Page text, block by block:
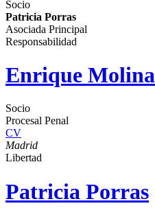
Socio
Patricia Porras
Asociada Principal
Responsabilidad
Enrique Molina
Socio
Procesal Penal
CV
Madrid
Libertad
Patricia Porras